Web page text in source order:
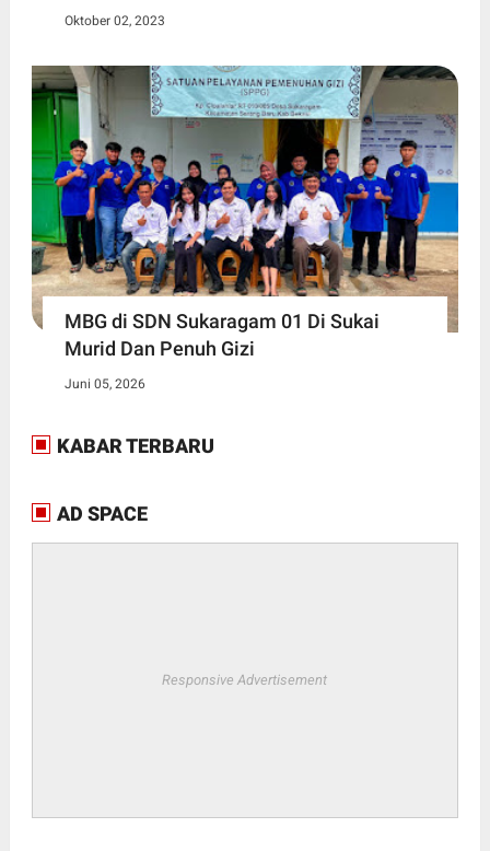
Oktober 02, 2023
MBG di SDN Sukaragam 01 Di Sukai
Murid Dan Penuh Gizi
Juni 05, 2026
KABAR TERBARU
AD SPACE
Responsive Advertisement